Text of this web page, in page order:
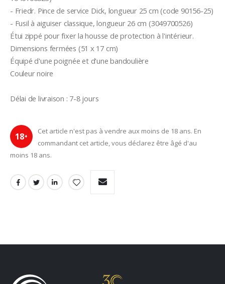
- Friedr. Pince de service Dick, longueur 25 cm (code 90156-25)
- Fusil à aiguiser classique, longueur 26 cm (3049700526)
Étui zippé pour fixer la housse de protection à l'intérieur.
Dimensions fermées (51 x 17 cm)
Équipé d'une poignée et d'une bandoulière
Couleur noire
Délai de livraison : 7-8 jours
18+
Cet article n'est pas à vendre aux moins de 18 ans. En
commandant cet article, vous déclarez être âgé d'au
moins 18 ans.